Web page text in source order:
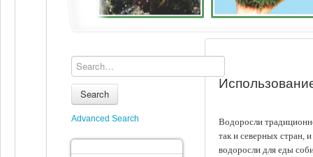
Водоросли
так и северных стран,
водоросли для еды
Search
Advanced Search